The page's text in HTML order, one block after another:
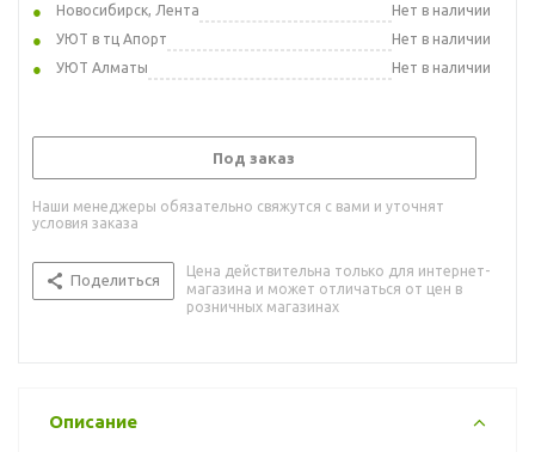
Новосибирск, Лента
Нет в наличии
УЮТ в тц Апорт
Нет в наличии
УЮТ Алматы
Нет в наличии
Под заказ
Наши менеджеры обязательно свяжутся с вами и уточнят
условия заказа
Поделиться
Цена действительна только для интернет-
магазина и может отличаться от цен в
розничных магазинах
Описание